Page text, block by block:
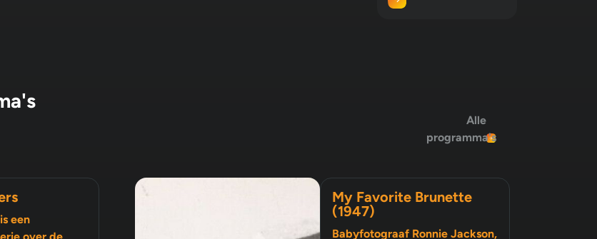
Alle
programma's
een
My Favorite Brunette
(1947)
Babyfotograaf Ronnie Jackson,